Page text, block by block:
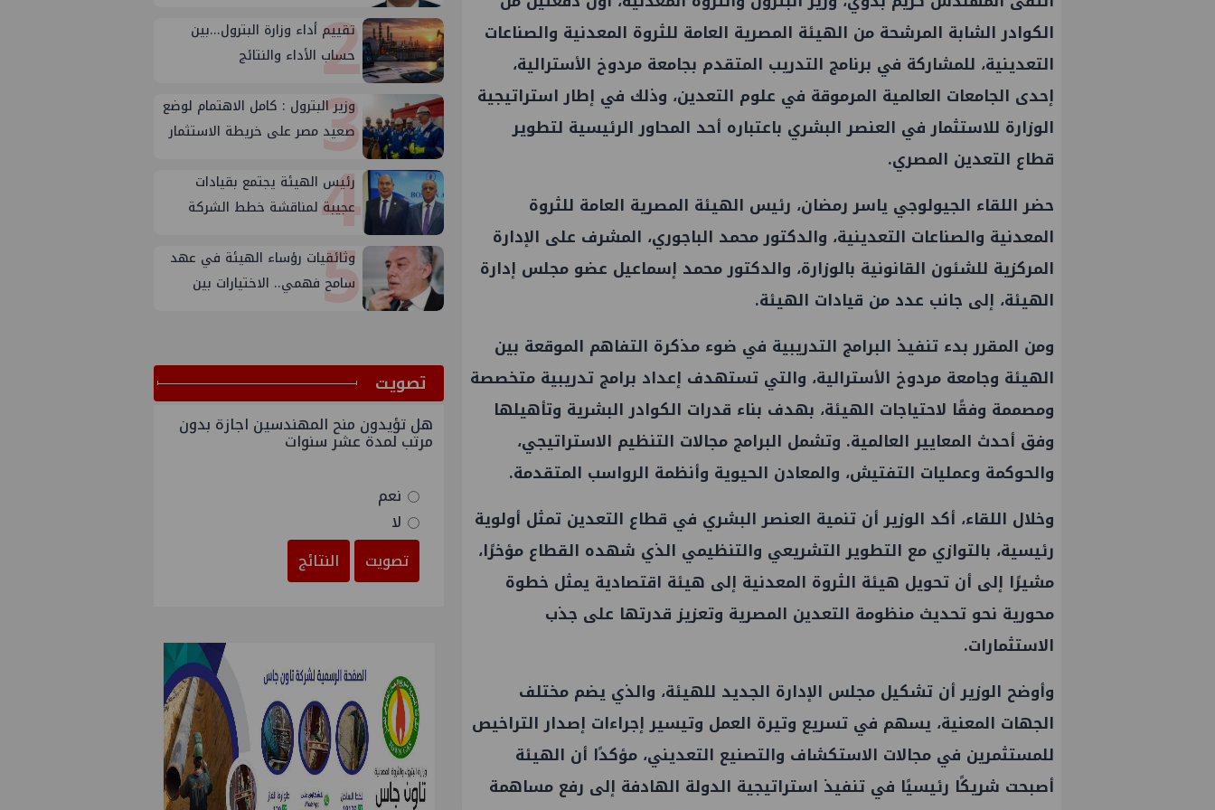
الكوادر الشابة المرشحة من الهيئة المصرية العامة للثروة المعدنية والصناعات
التعدينية، للمشاركة في برنامج التدريب المتقدم بجامعة مردوخ الأسترالية،
إحدى الجامعات العالمية المرموقة في علوم التعدين، وذلك في إطار استراتيجية
الوزارة للاستثمار في العنصر البشري باعتباره أحد المحاور الرئيسية لتطوير
قطاع التعدين المصري.
حضر اللقاء الجيولوجي ياسر رمضان، رئيس الهيئة المصرية العامة للثروة
المعدنية والصناعات التعدينية، والدكتور محمد الباجوري، المشرف على الإدارة
المركزية للشئون القانونية بالوزارة، والدكتور محمد إسماعيل عضو مجلس إدارة
الهيئة، إلى جانب عدد من قيادات الهيئة.
ومن المقرر بدء تنفيذ البرامج التدريبية في ضوء مذكرة التفاهم الموقعة بين
الهيئة وجامعة مردوخ الأسترالية، والتي تستهدف إعداد برامج تدريبية متخصصة
ومصممة وفقًا لاحتياجات الهيئة، بهدف بناء قدرات الكوادر البشرية وتأهيلها
وفق أحدث المعايير العالمية. وتشمل البرامج مجالات التنظيم الاستراتيجي،
والحوكمة وعمليات التفتيش، والمعادن الحيوية وأنظمة الرواسب المتقدمة.
وخلال اللقاء، أكد الوزير أن تنمية العنصر البشري في قطاع التعدين تمثل أولوية
رئيسية، بالتوازي مع التطوير التشريعي والتنظيمي الذي شهده القطاع مؤخرًا،
مشيرًا إلى أن تحويل هيئة الثروة المعدنية إلى هيئة اقتصادية يمثل خطوة
محورية نحو تحديث منظومة التعدين المصرية وتعزيز قدرتها على جذب
الاستثمارات.
وأوضح الوزير أن تشكيل مجلس الإدارة الجديد للهيئة، والذي يضم مختلف
الجهات المعنية، يسهم في تسريع وتيرة العمل وتيسير إجراءات إصدار التراخيص
للمستثمرين في مجالات الاستكشاف والتصنيع التعديني، مؤكدًا أن الهيئة
أصبحت شريكًا رئيسيًا في تنفيذ استراتيجية الدولة الهادفة إلى رفع مساهمة
2
تقييم أداء وزارة البترول...بين
حساب الأداء والنتائج
3
وزير البترول : كامل الاهتمام لوضع
صعيد مصر على خريطة الاستثمار
4
رئيس الهيئة يجتمع بقيادات
عجيبة لمناقشة خطط الشركة
5
وثائقيات رؤساء الهيئة في عهد
سامح فهمي.. الاختيارات بين
ﺗﺼﻮﻳﺖ
هل تؤيدون منح المهندسين اجازة بدون
مرتب لمدة عشر سنوات
نعم
لا
تصويت
النتائج